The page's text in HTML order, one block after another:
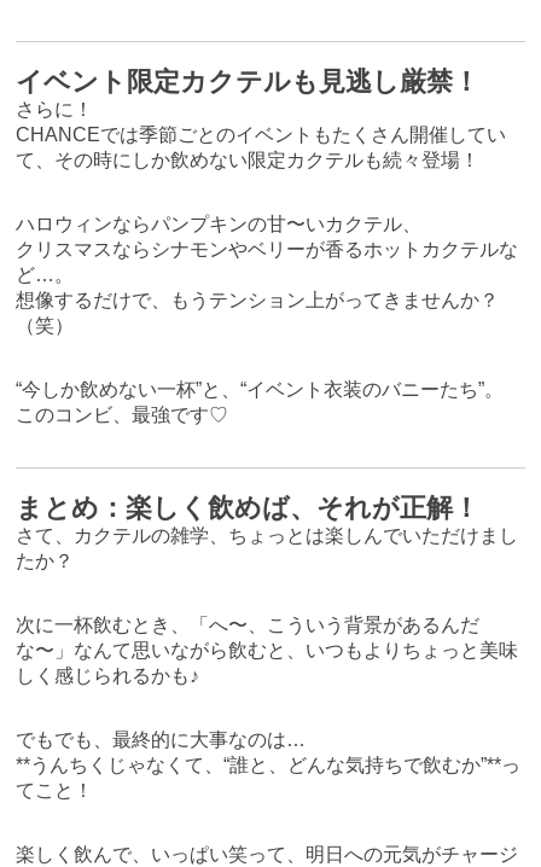
イベント限定カクテルも見逃し厳禁！
さらに！
CHANCEでは季節ごとのイベントもたくさん開催してい
て、その時にしか飲めない限定カクテルも続々登場！
ハロウィンならパンプキンの甘〜いカクテル、
クリスマスならシナモンやベリーが香るホットカクテルな
ど…。
想像するだけで、もうテンション上がってきませんか？
（笑）
“今しか飲めない一杯”と、“イベント衣装のバニーたち”。
このコンビ、最強です♡
まとめ：楽しく飲めば、それが正解！
さて、カクテルの雑学、ちょっとは楽しんでいただけまし
たか？
次に一杯飲むとき、「へ〜、こういう背景があるんだ
な〜」なんて思いながら飲むと、いつもよりちょっと美味
しく感じられるかも♪
でもでも、最終的に大事なのは…
**うんちくじゃなくて、“誰と、どんな気持ちで飲むか”**っ
てこと！
楽しく飲んで、いっぱい笑って、明日への元気がチャージ